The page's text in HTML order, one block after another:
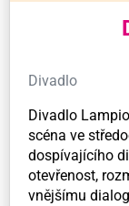
Divadlo
Divadlo
scéna ve
dospívajícího
otevřenost,
vnějšímu